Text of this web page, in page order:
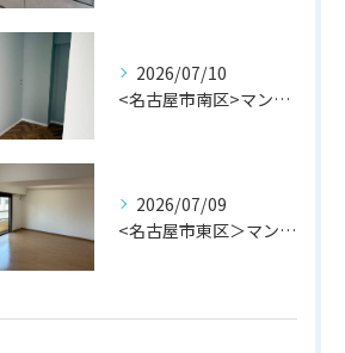
2026/07/10
<名古屋市南区>マンション内装工事完成！株式会社M・Mリフォーム
2026/07/09
<名古屋市東区＞マンションリフォーム完成！株式会社M・Mリフォーム